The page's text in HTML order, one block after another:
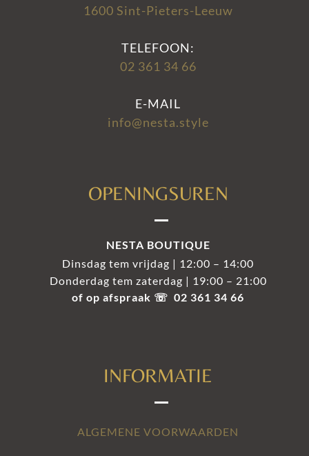
1600 Sint-Pieters-Leeuw
TELEFOON:
02 361 34 66
E-MAIL
info@nesta.style
OPENINGSUREN
NESTA BOUTIQUE
Dinsdag tem vrijdag | 12:00 – 14:00
Donderdag tem zaterdag | 19:00 – 21:00
of op afspraak ☏ 02 361 34 66
INFORMATIE
ALGEMENE VOORWAARDEN